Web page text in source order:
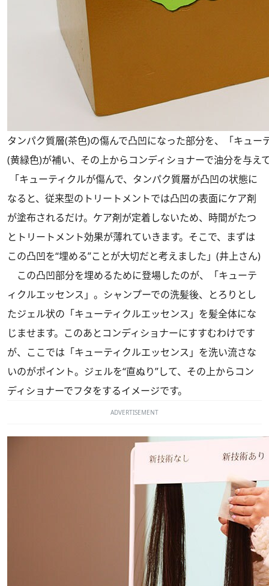
タンパク質層(茶色)の傷んで凸凹になった部分を、「キュー
(黄緑色)が補い、その上からコンディショナーで油分を与え
「キューティクルが傷んで、タンパク質層が凸凹の状態に
なると、従来型のトリートメントでは凸凹の表面にケア剤
が塗布されるだけ。ケア剤が定着しないため、時間がたつ
とトリートメント効果が薄れていきます。そこで、まずは
この凸凹を“埋める”ことが大切だと考えました」(井上さん)
この凸凹部分を埋めるために登場したのが、「キューテ
ィクルエッセンス」。シャンプーでの洗髪後、とろりとし
たジェル状の「キューティクルエッセンス」を髪全体にな
じませます。このあとコンディショナーにすすむわけです
が、ここでは「キューティクルエッセンス」を洗い流さな
いのがポイント。ジェルを“直ぬり”して、その上からコン
ディショナーでフタをするイメージです。
ADVERTISEMENT